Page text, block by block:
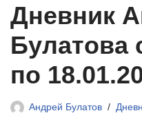
Дневник
Булатова
по
Андрей Булатов